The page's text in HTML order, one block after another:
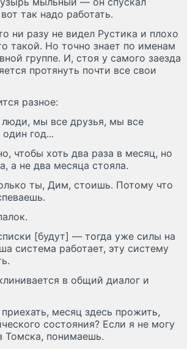
так надо работать.
ни разу не видел Рустика и плохо
такой. Но точно знает по именам
группе. И, стоя у самого заезда
протянуть почти все свои
разное:
мы все друзья, мы все
год...
чтобы хоть два раза в месяц, но
а не два месяца стояла.
ты, Дим, стоишь. Потому что
[будут] — тогда уже силы на
система работает, эту систему
в общий диалог и
месяц здесь прожить,
состояния? Если я не могу
Томска, понимаешь.